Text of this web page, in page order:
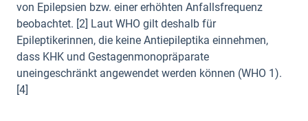
von Epilepsien bzw. einer erhöhten Anfallsfrequenz
beobachtet. [2] Laut WHO gilt deshalb für
Epileptikerinnen, die keine Antiepileptika einnehmen,
dass KHK und Gestagenmonopräparate
uneingeschränkt angewendet werden können (WHO 1).
[4]